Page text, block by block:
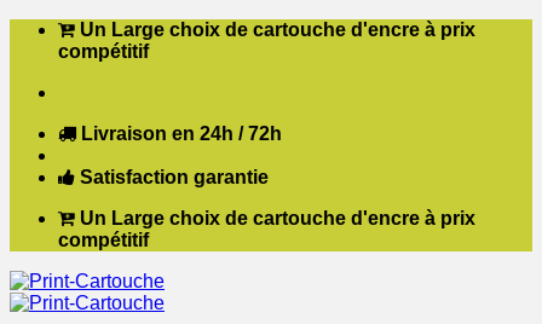
Passer Un Large choix de cartouche d'encre à prix
compétitif
Livraison en 24h / 72h
Satisfaction garantie
Un Large choix de cartouche d'encre à prix
compétitif